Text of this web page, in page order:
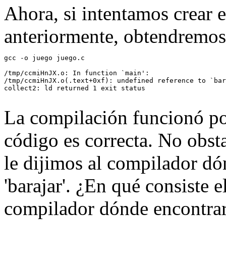
Ahora, si intentamos crear
anteriormente,
gcc -o juego juego.c
/tmp/ccmiHnJX.o: In function `main':
/tmp/ccmiHnJX.o(.text+0xf): undefined reference to
collect2: ld returned 1 exit status
La compilación funcionó
código es correcta. No
le dijimos al compilador
'barajar'. ¿En qué consiste
compilador dónde